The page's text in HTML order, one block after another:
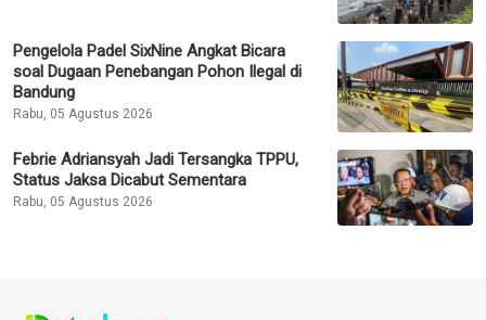
Pengelola Padel SixNine Angkat Bicara
soal Dugaan Penebangan Pohon Ilegal di
Bandung
Rabu, 05 Agustus 2026
Febrie Adriansyah Jadi Tersangka TPPU,
Status Jaksa Dicabut Sementara
Rabu, 05 Agustus 2026